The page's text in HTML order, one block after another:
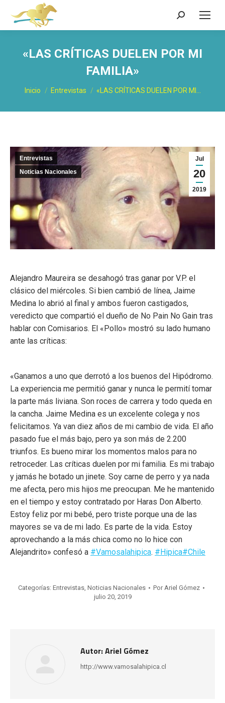
Buscar:
«LAS CRÍTICAS DUELEN POR MI
FAMILIA»
Estás aquí:
Inicio Entrevistas «LAS CRÍTICAS DUELEN POR MI…
Jul
20
2019
Entrevistas
Noticias Nacionales
Alejandro Maureira se desahogó tras ganar por V.P. el
clásico del miércoles. Si bien cambió de línea, Jaime
Medina lo abrió al final y ambos fueron castigados,
veredicto que compartió el dueño de No Pain No Gain tras
hablar con Comisarios. El «Pollo» mostró su lado humano
ante las críticas:
«Ganamos a uno que derrotó a los buenos del Hipódromo.
La experiencia me permitió ganar y nunca le permití tomar
la parte más liviana. Son roces de carrera y todo queda en
la cancha. Jaime Medina es un excelente colega y nos
felicitamos. Ya van diez años de mi cambio de vida. El año
pasado fue el más bajo, pero ya son más de 2.200
triunfos. Es bueno mirar los momentos malos para no
retroceder. Las críticas duelen por mi familia. Es mi trabajo
y jamás he botado un jinete. Soy carne de perro y ya nada
me afecta, pero mis hijos me preocupan. Me he mantenido
en el tiempo y estoy contratado por Haras Don Alberto.
Estoy feliz por mi bebé, pero triste porque una de las
mayores se va de mi lado. Es parte de la vida. Estoy
aprovechando a la más chica como no lo hice con
Alejandrito» confesó a #Vamosalahipica. #Hipica#Chile
Categorías: Entrevistas, Noticias Nacionales Por Ariel Gómez
julio 20, 2019
Autor:Ariel Gómez
http://www.vamosalahipica.cl